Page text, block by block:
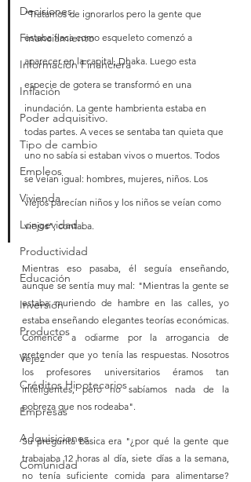
Decisiones
Financiamiento
Información Financiera
Inflación
Poder adquisitivo.
Tipo de cambio
Empleos
Vivienda
Longevidad
Productividad
Educación
Inversión
Productos
Vejez
Créditos Hipotecarios
Empresas
Adquisiciones
Comunidad
"Tratamos de ignorarlos pero la gente que
estaba flaca como esqueleto comenzó a
aparecer en la capital, Dhaka. Luego esta
especie de gotera se transformó en una
inundación. La gente hambrienta estaba en
todas partes. A veces se sentaba tan quieta que
uno no sabía si estaban vivos o muertos. Todos
se veían igual: hombres, mujeres, niños. Los
viejos parecían niños y los niños se veían como
viejos", contaba.
Mientras eso pasaba, él seguía enseñando,
aunque se sentía muy mal: "Mientras la gente se
estaba muriendo de hambre en las calles, yo
estaba enseñando elegantes teorías económicas.
Comencé a odiarme por la arrogancia de
pretender que yo tenía las respuestas. Nosotros
los profesores universitarios éramos tan
inteligentes, pero no sabíamos nada de la
pobreza que nos rodeaba".
Su pregunta básica era "¿por qué la gente que
trabajaba 12 horas al día, siete días a la semana,
no tenía suficiente comida para alimentarse?